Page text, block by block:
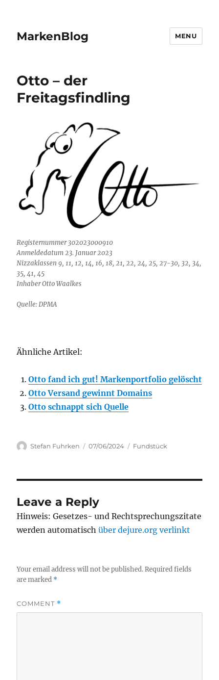
MarkenBlog MENU
Otto – der
Freitagsfindling
Registernummer 302023000910
Anmeldedatum 23. Januar 2023
Nizzaklassen 9, 11, 12, 14, 16, 18, 21, 22, 24, 25, 27-30, 32, 34,
35, 41, 45
Inhaber Otto Waalkes
Quelle: DPMA
Ähnliche Artikel:
Otto fand ich gut! Markenportfolio gelöscht
Otto Versand gewinnt Domains
Otto schnappt sich Quelle
Author
Stefan Fuhrken
Posted
07/06/2024 Categories
Fundstück
Leave a Reply
Hinweis: Gesetzes- und Rechtsprechungszitate
werden automatischüber dejure.org verlinkt
Your email address will not be published. Required fields
are marked *
COMMENT *